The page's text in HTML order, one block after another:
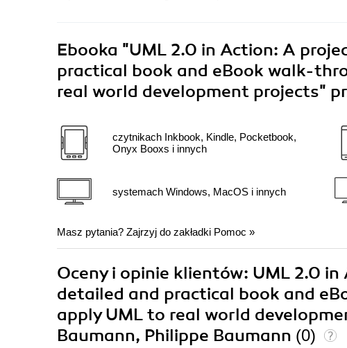
Ebooka "UML 2.0 in Action: A
practical book and eBook walk-
real world development projects"
czytnikach Inkbook, Kindle, Pocketbook,
Onyx Booxs i innych
systemach Windows, MacOS i innych
Masz pytania? Zajrzyj do zakładki Pomoc »
Oceny i opinie klientów: UML 2.0
detailed and practical book and
apply UML to real world
Baumann, Philippe Baumann (0)